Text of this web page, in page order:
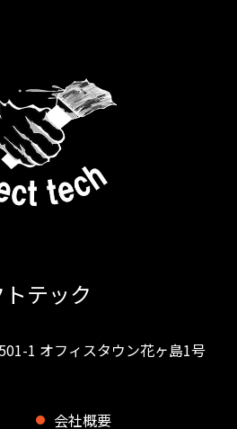
テック
1 オフィスタウン花ヶ島1号
会社概要